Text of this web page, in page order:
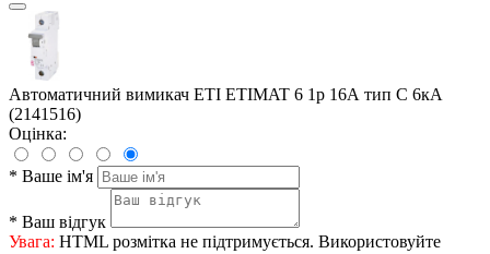
Автоматичний вимикач ETI ETIMAT 6 1p 16А тип C 6кА
(2141516)
Оцінка:
* Ваше ім'я
* Ваш відгук
Увага: HTML розмітка не підтримується. Використовуйте